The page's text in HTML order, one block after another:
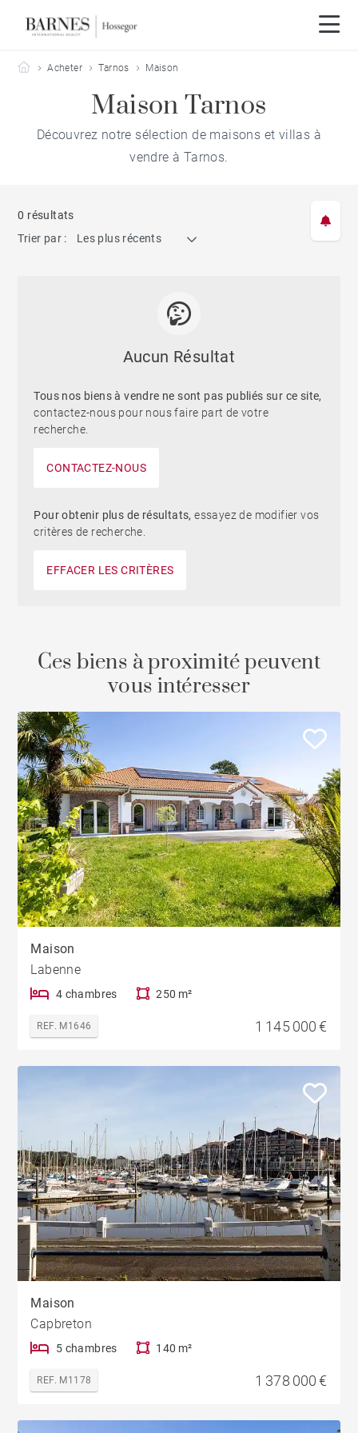
Barnes Hossegor
Acheter Tarnos Maison
Maison Tarnos
Découvrez notre sélection de maisons et villas à
vendre à Tarnos.
0 résultats
Trier par :
Les plus récents
Aucun Résultat
Tous nos biens à vendre ne sont pas publiés sur ce site,
contactez-nous pour nous faire part de votre
recherche.
CONTACTEZ-NOUS
Pour obtenir plus de résultats,essayez de modifier vos
critères de recherche.
EFFACER LES CRITÈRES
Ces biens à proximité peuvent
vous intéresser
Maison
Labenne
4 chambres 250 m²
REF. M1646 1 145 000 €
Maison
Capbreton
5 chambres 140 m²
REF. M1178 1 378 000 €